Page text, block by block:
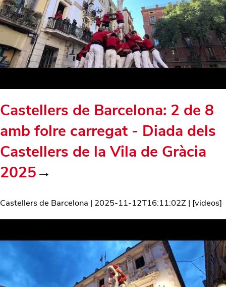
Castellers de Barcelona: 2 de 8
amb folre carregat - Diada dels
Castellers de la Vila de Gràcia
2025→
Castellers de Barcelona | 2025-11-12T16:11:02Z | [videos]